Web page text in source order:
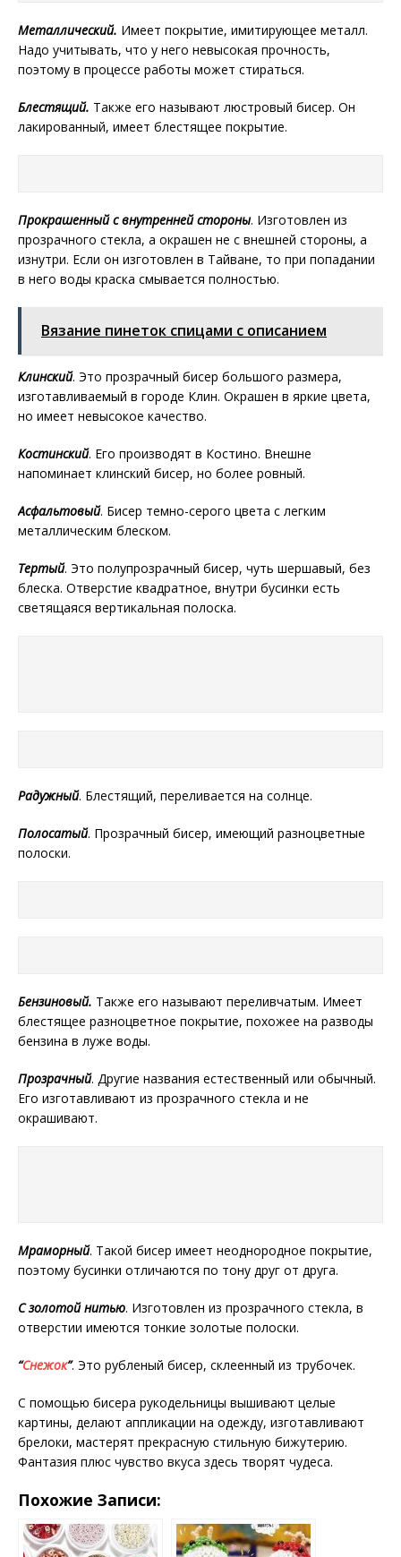
Металлический. Имеет покрытие, имитирующее металл.
Надо учитывать, что у него невысокая прочность,
поэтому в процессе работы может стираться.
Блестящий. Также его называют люстровый бисер. Он
лакированный, имеет блестящее покрытие.
Прокрашенный с внутренней стороны. Изготовлен из
прозрачного стекла, а окрашен не с внешней стороны, а
изнутри. Если он изготовлен в Тайване, то при попадании
в него воды краска смывается полностью.
Вязание пинеток спицами с описанием
Клинский. Это прозрачный бисер большого размера,
изготавливаемый в городе Клин. Окрашен в яркие цвета,
но имеет невысокое качество.
Костинский. Его производят в Костино. Внешне
напоминает клинский бисер, но более ровный.
Асфальтовый. Бисер темно-серого цвета с легким
металлическим блеском.
Тертый. Это полупрозрачный бисер, чуть шершавый, без
блеска. Отверстие квадратное, внутри бусинки есть
светящаяся вертикальная полоска.
Радужный. Блестящий, переливается на солнце.
Полосатый. Прозрачный бисер, имеющий разноцветные
полоски.
Бензиновый. Также его называют переливчатым. Имеет
блестящее разноцветное покрытие, похожее на разводы
бензина в луже воды.
Прозрачный. Другие названия естественный или обычный.
Его изготавливают из прозрачного стекла и не
окрашивают.
Мраморный. Такой бисер имеет неоднородное покрытие,
поэтому бусинки отличаются по тону друг от друга.
С золотой нитью. Изготовлен из прозрачного стекла, в
отверстии имеются тонкие золотые полоски.
“Снежок”. Это рубленый бисер, склеенный из трубочек.
С помощью бисера рукодельницы вышивают целые
картины, делают аппликации на одежду, изготавливают
брелоки, мастерят прекрасную стильную бижутерию.
Фантазия плюс чувство вкуса здесь творят чудеса.
Похожие Записи: